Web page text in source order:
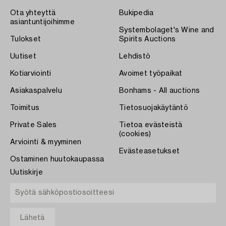
Ota yhteyttä
asiantuntijoihimme
Tulokset
Uutiset
Kotiarviointi
Asiakaspalvelu
Toimitus
Private Sales
Arviointi & myyminen
Ostaminen huutokaupassa
Bukipedia
Systembolaget's Wine and
Spirits Auctions
Lehdistö
Avoimet työpaikat
Bonhams - All auctions
Tietosuojakäytäntö
Tietoa evästeistä
(cookies)
Evästeasetukset
Uutiskirje